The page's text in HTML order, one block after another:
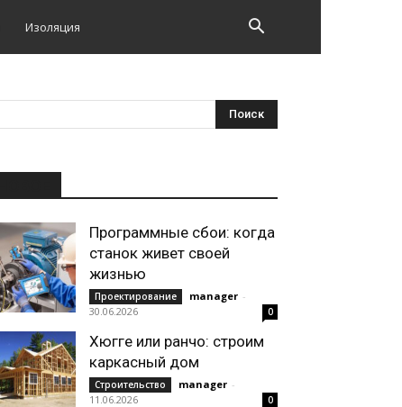
Изоляция
Программные сбои: когда
станок живет своей
жизнью
Проектирование manager -
30.06.2026
0
Хюгге или ранчо: строим
каркасный дом
Строительство manager -
11.06.2026
0